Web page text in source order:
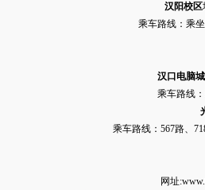
汉阳校区
乘车路线：乘
汉口电脑
乘车路线
乘车路线：567路、
网址